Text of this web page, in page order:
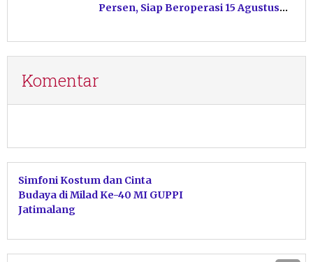
Persen, Siap Beroperasi 15 Agustus
Komentar
Simfoni Kostum dan Cinta
Budaya di Milad Ke-40 MI GUPPI
Jatimalang